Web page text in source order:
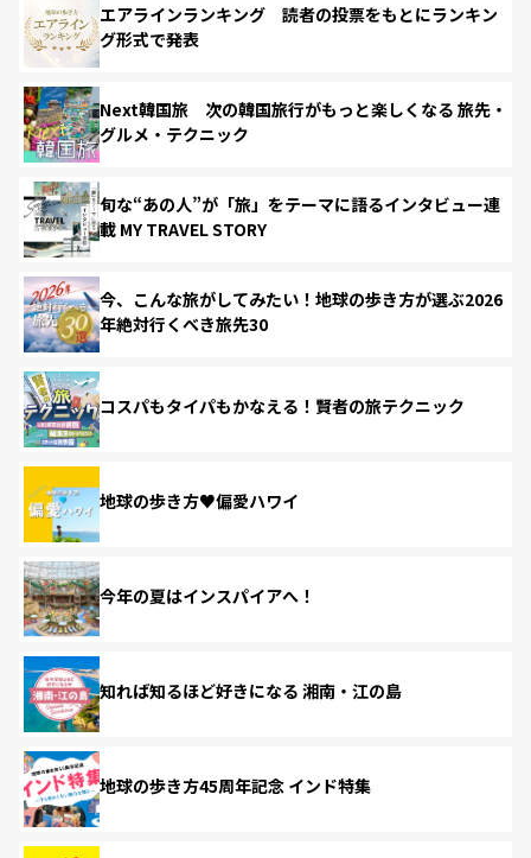
エアラインランキング 読者の投票をもとにランキン
グ形式で発表
Next韓国旅 次の韓国旅行がもっと楽しくなる 旅先・
グルメ・テクニック
旬な“あの人”が「旅」をテーマに語るインタビュー連
載 MY TRAVEL STORY
今、こんな旅がしてみたい！地球の歩き方が選ぶ2026
年絶対行くべき旅先30
コスパもタイパもかなえる！賢者の旅テクニック
地球の歩き方♥偏愛ハワイ
今年の夏はインスパイアへ！
知れば知るほど好きになる 湘南・江の島
地球の歩き方45周年記念 インド特集